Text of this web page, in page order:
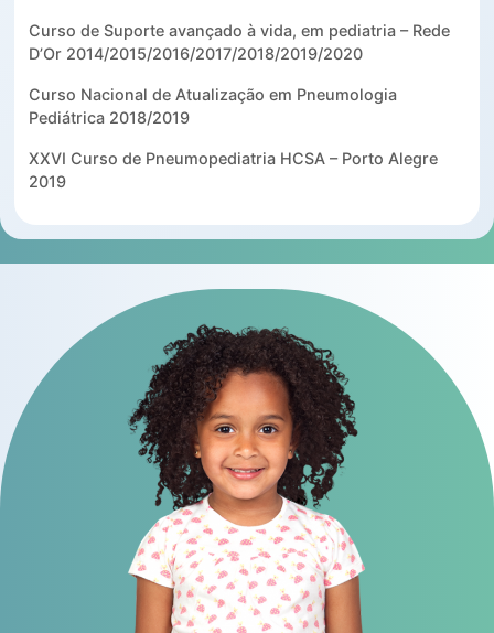
Curso de Suporte avançado à vida, em pediatria – Rede
D’Or 2014/2015/2016/2017/2018/2019/2020
Curso Nacional de Atualização em Pneumologia
Pediátrica 2018/2019
XXVI Curso de Pneumopediatria HCSA – Porto Alegre
2019